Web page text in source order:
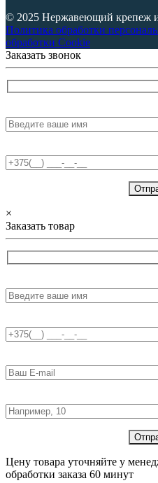
© 2025 Нержавеющий крепеж
Политика обработки
обработки Cookie
Заказать звонок
×
Заказать товар
Цену товара уточняйте у
обработки заказа 60 минут